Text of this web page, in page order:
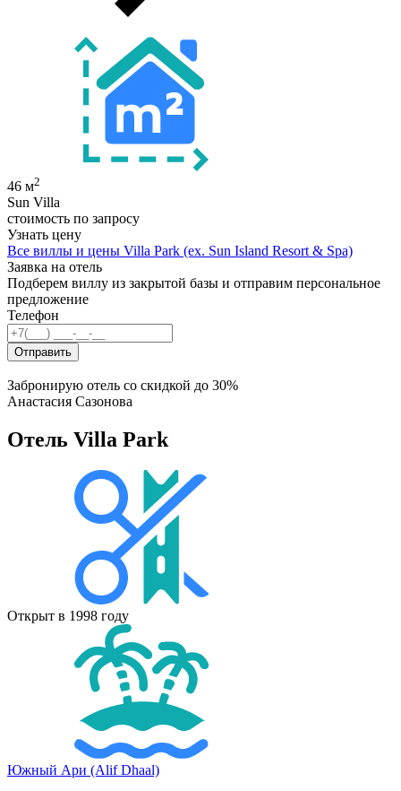
46 м2
Sun Villa
стоимость по запросу
Узнать цену
Все виллы и цены Villa Park (ex. Sun Island Resort & Spa)
Заявка на отель
Подберем виллу из закрытой базы и отправим персональное
предложение
Телефон
Отправить
Забронирую отель со скидкой до 30%
Анастасия Сазонова
Отель Villa Park
Открыт в 1998 году
Южный Ари (Alif Dhaal)